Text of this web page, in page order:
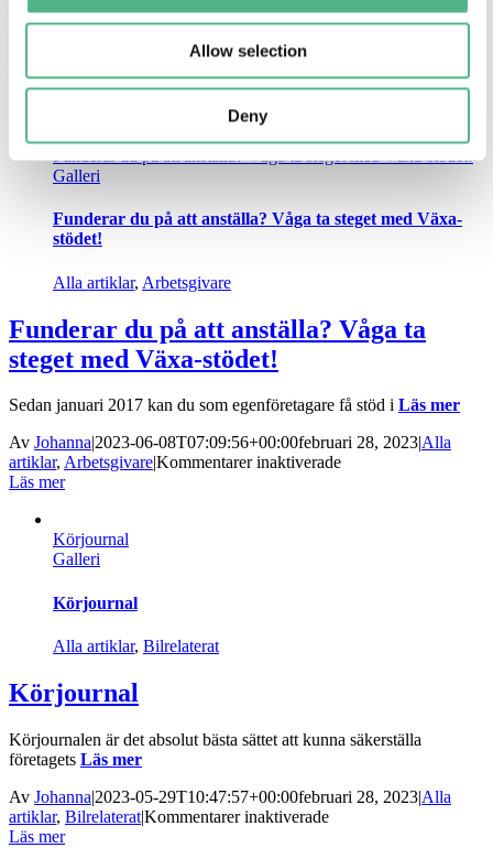
Allow selection
Deny
privatLäs mer
2023-05-29T10:46:51+00:00maj 17, 2023
Arbetsgivare|Kommentarer inaktiveradeför
Galleri
Funderar du på att anställa? Våga ta steget med Växa-
stödet!
Alla artiklar, Arbetsgivare
Funderar du på att anställa? Våga ta
steget med Växa-stödet!
Sedan januari 2017 kan du som egenföretagare få stöd i Läs mer
Av Johanna|2023-06-08T07:09:56+00:00februari 28, 2023|Alla
artiklar, Arbetsgivare|Kommentarer inaktiveradeför
Läs mer
Körjournal
Galleri
Körjournal
Alla artiklar, Bilrelaterat
Körjournal
Körjournalen är det absolut bästa sättet att kunna säkerställa
företagets Läs mer
Av Johanna|2023-05-29T10:47:57+00:00februari 28, 2023|Alla
artiklar, Bilrelaterat|Kommentarer inaktiveradeför
Läs mer